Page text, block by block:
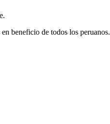
beneficio de todos los peruanos.